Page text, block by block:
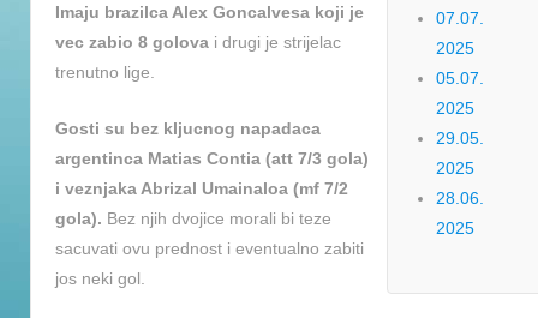
Imaju brazilca Alex Goncalvesa koji je
vec zabio 8 golova i drugi je strijelac
trenutno lige.
Gosti su bez kljucnog napadaca
argentinca Matias Contia (att 7/3 gola)
i veznjaka Abrizal Umainaloa (mf 7/2
gola). Bez njih dvojice morali bi teze
sacuvati ovu prednost i eventualno zabiti
jos neki gol.
07.07.
2025
05.07.
2025
29.05.
2025
28.06.
2025